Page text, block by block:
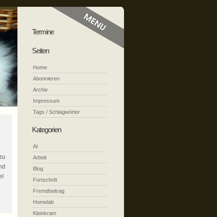
Termine
Seiten
Home
Abonnieren
Archiv
Impressum
Tags / Schlagwörter
Kategorien
AI
Arbeit
Blog
Fortschritt
Fremdbeitrag
Homelab
Kleinkram